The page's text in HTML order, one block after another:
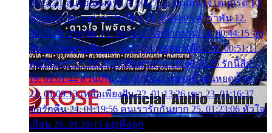
00:24:21 ลบรอยแผลรัก 9. 00:27:35 เหมือนใจโดนกรีด 10.
00:30:54 ขบวนการเปาเปียว 11. 00:34:05 คำรำพัน 12.
00:37:20 ปาหนัน 13. 00:40:37 ใจเจ้ากรรม 14. 00:44:15 จูบ
ฉันแล้วจงตายเสีย 15. 00:47:24 ขอสูมาเต๊อะ 16. 00:51:11
คนใจมาร 17. 00:54:50 คืนทรมาน 18. 00:58:25 รักนี้สีดำ
19. 01:01:44 ส่วนเกิน 20. 01:05:42 หยาดน้ำฝนหยดน้ำตา
21. 01:09:13 เหลือเพียงฝัน 22. 01:13:26 เขา 23. 01:16:37
ขอรักคืน 24. 01:19:56 คนเรารักกันยาก 25. 01:23:06 หัวใจ
เถื่อน 26. 01:26:45 อยู่เพื่อลูก